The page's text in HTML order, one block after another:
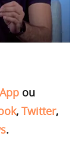
ou
, Twitter,
.